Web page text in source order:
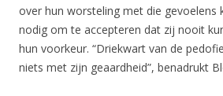
over hun worsteling met die gevoelens
nodig om te accepteren dat zij nooit
hun voorkeur. “Driekwart van de
niets met zijn geaardheid”, benadrukt